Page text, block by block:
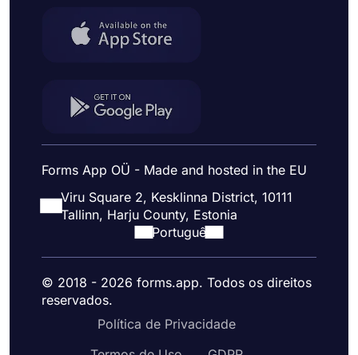
Forms App OÜ - Made and hosted in the EU
Viru Square 2, Kesklinna District, 10111
Tallinn, Harju County, Estonia
Portuguê
© 2018 - 2026 forms.app. Todos os direitos
reservados.
Política de Privacidade